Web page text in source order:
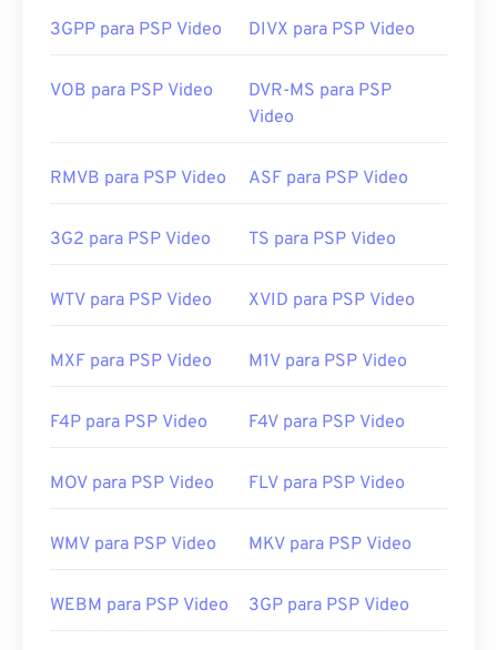
desenvolvedores do MPlayer e Mplayer2
Lançamento inicial:
2013
https://mpv.io/
3GPP para PSP Video DIVX para PSP Video
VOB para PSP Video
DVR-MS para PSP
Video
RMVB para PSP Video ASF para PSP Video
3G2 para PSP Video TS para PSP Video
WTV para PSP Video XVID para PSP Video
MXF para PSP Video M1V para PSP Video
F4P para PSP Video F4V para PSP Video
MOV para PSP Video FLV para PSP Video
WMV para PSP Video MKV para PSP Video
WEBM para PSP Video 3GP para PSP Video